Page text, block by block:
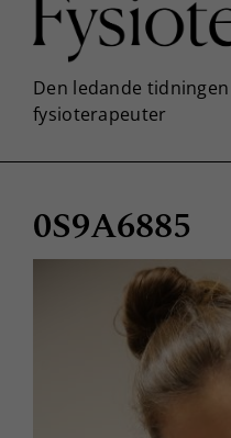
innehållet
0S9A6885